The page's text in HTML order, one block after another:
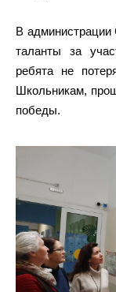
В администрации
таланты за
ребята не
Школьникам,
победы.